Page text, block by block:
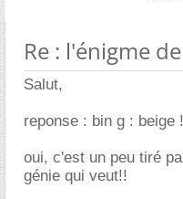
Re : l'énigme
Salut,
reponse : bin g :
oui, c'est un peu tiré
génie qui veut!!